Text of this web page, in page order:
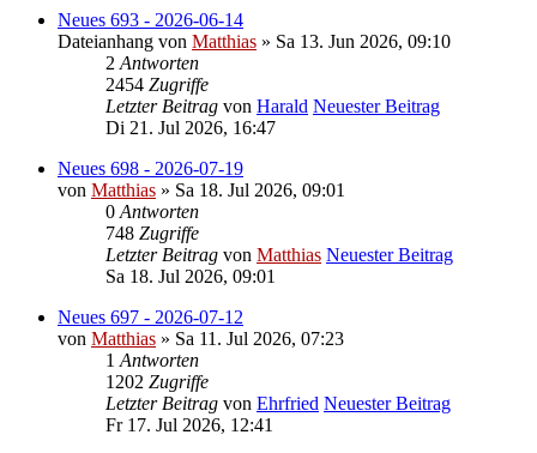
Neues 693 - 2026-06-14
Dateianhang von Matthias » Sa 13. Jun 2026, 09:10
2 Antworten
2454 Zugriffe
Letzter Beitrag von Harald Neuester Beitrag
Di 21. Jul 2026, 16:47
Neues 698 - 2026-07-19
von Matthias » Sa 18. Jul 2026, 09:01
0 Antworten
748 Zugriffe
Letzter Beitrag von Matthias Neuester Beitrag
Sa 18. Jul 2026, 09:01
Neues 697 - 2026-07-12
von Matthias » Sa 11. Jul 2026, 07:23
1 Antworten
1202 Zugriffe
Letzter Beitrag von Ehrfried Neuester Beitrag
Fr 17. Jul 2026, 12:41